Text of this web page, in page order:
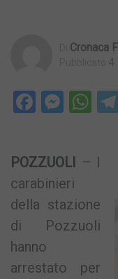
Cronaca
4
Facebook
POZZUOLI
– I
carabinieri
della stazione
di Pozzuoli
hanno
arrestato per